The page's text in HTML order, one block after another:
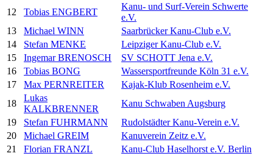
12
Tobias ENGBERT
Kanu- und Surf-Verein Schwerte
e.V.
13
Michael WINN
Saarbrücker Kanu-Club e.V.
14
Stefan MENKE
Leipziger Kanu-Club e.V.
15
Ingemar BRENOSCH
SV SCHOTT Jena e.V.
16
Tobias BONG
Wassersportfreunde Köln 31 e.V.
17
Max PERNREITER
Kajak-Klub Rosenheim e.V.
18
Lukas
KALKBRENNER
Kanu Schwaben Augsburg
19
Stefan FUHRMANN
Rudolstädter Kanu-Verein e.V.
20
Michael GREIM
Kanuverein Zeitz e.V.
21
Florian FRANZL
Kanu-Club Haselhorst e.V. Berlin